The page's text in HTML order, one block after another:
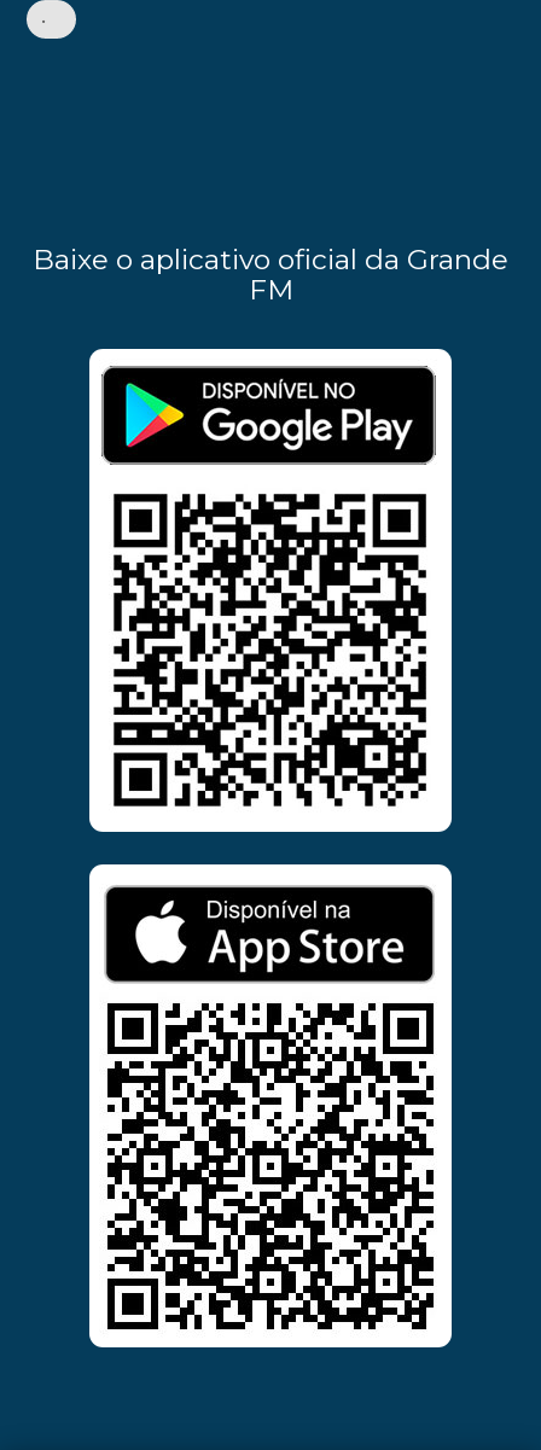
•
Baixe o aplicativo oficial da Grande
FM